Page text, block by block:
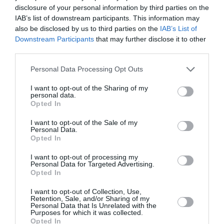
disclosure of your personal information by third parties on the
IAB’s list of downstream participants. This information may
also be disclosed by us to third parties on the IAB’s List of
Downstream Participants that may further disclose it to other
Personal Data Processing Opt Outs
I want to opt-out of the Sharing of my
personal data.
Opted In
I want to opt-out of the Sale of my
Personal Data.
Opted In
I want to opt-out of processing my
Personal Data for Targeted Advertising.
Opted In
I want to opt-out of Collection, Use,
Retention, Sale, and/or Sharing of my
Personal Data that Is Unrelated with the
Purposes for which it was collected.
Opted In
νερό-Τσακώνα Αναγκαιότητα θεωρεί ο Σύλλογος
Καταστημάτων Εστίασης & Αναψυχής...
Το νέο Διοικητικό Συμβούλιο του
Συλλόγου Καταστημάτων Εστίασης
& Αναψυχής Καλαμάτας
16/10/2024 15:31